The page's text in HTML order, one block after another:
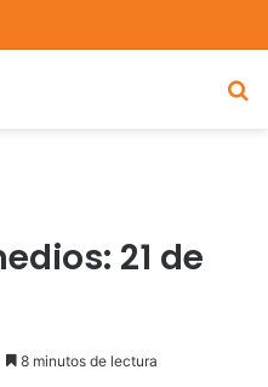
21 de
8 minutos de lectura